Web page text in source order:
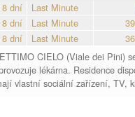
8 dní Last Minute
8 dní Last Minute
8 dní Last Minute
CIELO (Viale dei Pini)
lékárna. Residence
vlastní sociální zařízení, TV,